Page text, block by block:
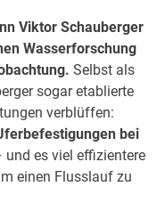
Viktor Schauberger
Wasserforschung
Selbst als
sogar etablierte
verblüffen:
bei
und es viel effizientere
einen Flusslauf zu